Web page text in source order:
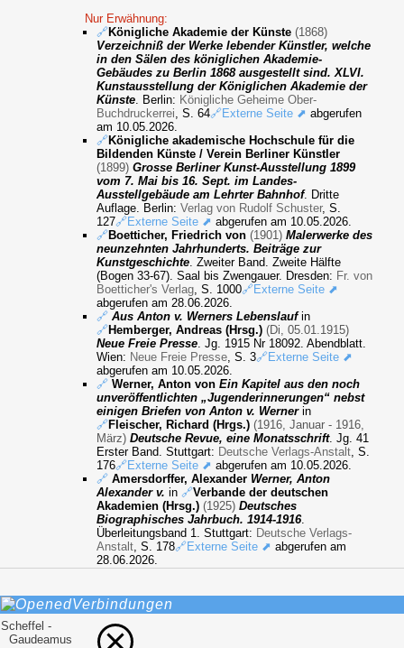
Nur Erwähnung:
🔗Königliche Akademie der Künste (1868)
Verzeichniß der Werke lebender Künstler, welche
in den Sälen des königlichen Akademie-
Gebäudes zu Berlin 1868 ausgestellt sind. XLVI.
Kunstausstellung der Königlichen Akademie der
Künste. Berlin: Königliche Geheime Ober-
Buchdruckerrei, S. 64🔗Externe Seite ⬈ abgerufen
am 10.05.2026.
🔗Königliche akademische Hochschule für die
Bildenden Künste / Verein Berliner Künstler
(1899) Grosse Berliner Kunst-Ausstellung 1899
vom 7. Mai bis 16. Sept. im Landes-
Ausstellgebäude am Lehrter Bahnhof. Dritte
Auflage. Berlin:Verlag von Rudolf Schuster, S.
127🔗Externe Seite ⬈ abgerufen am 10.05.2026.
🔗Boetticher, Friedrich von (1901) Malerwerke des
neunzehnten Jahrhunderts. Beiträge zur
Kunstgeschichte. Zweiter Band. Zweite Hälfte
(Bogen 33-67). Saal bis Zwengauer. Dresden: Fr. von
Boetticher's Verlag, S. 1000🔗Externe Seite ⬈
abgerufen am 28.06.2026.
🔗 Aus Anton v. Werners Lebenslaufin
🔗Hemberger, Andreas (Hrsg.) (Di, 05.01.1915)
Neue Freie Presse. Jg. 1915 Nr 18092. Abendblatt.
Wien: Neue Freie Presse, S. 3🔗Externe Seite ⬈
abgerufen am 10.05.2026.
🔗 Werner, Anton vonEin Kapitel aus den noch
unveröffentlichten „Jugenderinnerungen“ nebst
einigen Briefen von Anton v. Wernerin
🔗Fleischer, Richard (Hrgs.) (1916, Januar - 1916,
März) Deutsche Revue, eine Monatsschrift. Jg. 41
Erster Band. Stuttgart: Deutsche Verlags-Anstalt, S.
176🔗Externe Seite ⬈ abgerufen am 10.05.2026.
🔗 Amersdorffer, Alexander Werner, Anton
Alexander v.in🔗Verbande der deutschen
Akademien (Hrsg.) (1925) Deutsches
Biographisches Jahrbuch. 1914-1916.
Überleitungsband 1. Stuttgart: Deutsche Verlags-
Anstalt, S. 178🔗Externe Seite ⬈ abgerufen am
28.06.2026.
Verbindungen
Scheffel -
Gaudeamus